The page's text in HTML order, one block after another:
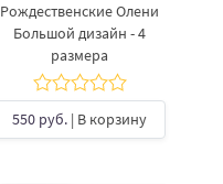
Рождественские Олени
Большой дизайн - 4
размера
550 руб. | В корзину